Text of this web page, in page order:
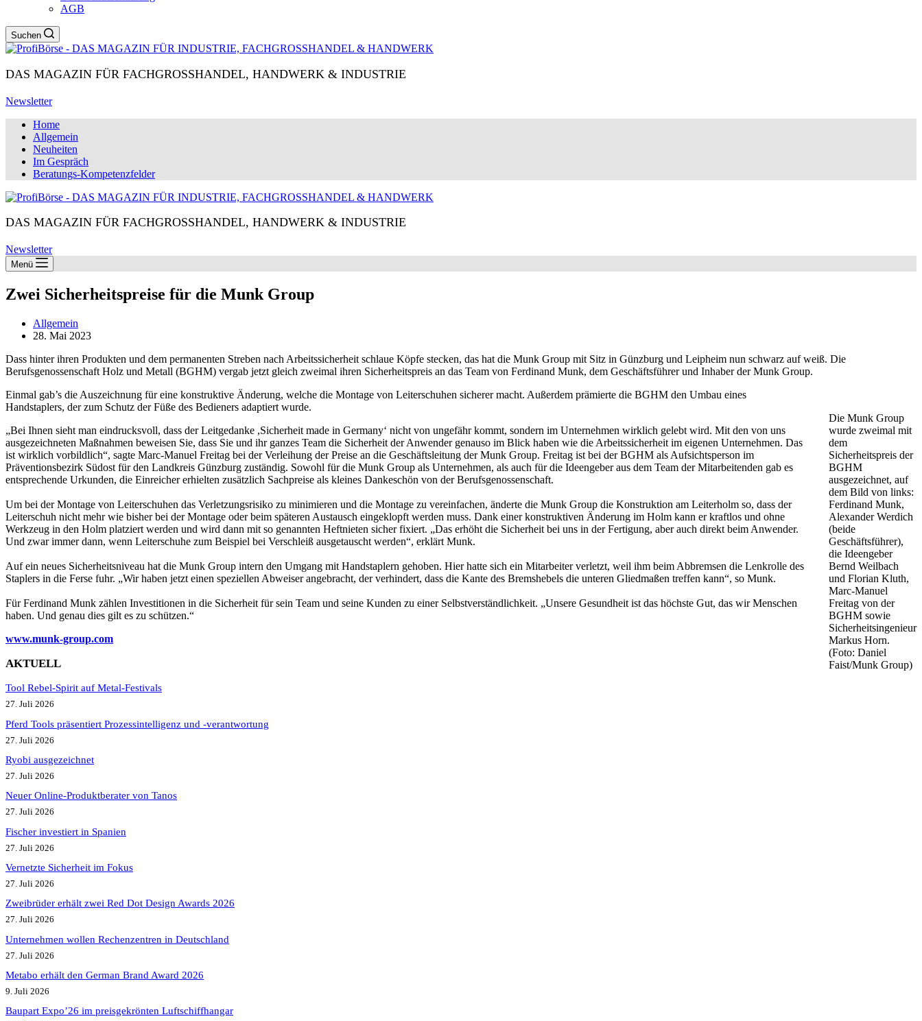
AGB
Suchen
DAS MAGAZIN FÜR FACHGROSSHANDEL, HANDWERK & INDUSTRIE
Newsletter
Home
Allgemein
Neuheiten
Im Gespräch
Beratungs-Kompetenzfelder
DAS MAGAZIN FÜR FACHGROSSHANDEL, HANDWERK & INDUSTRIE
Newsletter
Menü
Zwei Sicherheitspreise für die Munk Group
Allgemein
28. Mai 2023
Dass hinter ihren Produkten und dem permanenten Streben nach Arbeitssicherheit schlaue Köpfe stecken, das hat die Munk Group mit Sitz in Günzburg und Leipheim nun schwarz auf weiß. Die
Berufsgenossenschaft Holz und Metall (BGHM) vergab jetzt gleich zweimal ihren Sicherheitspreis an das Team von Ferdinand Munk, dem Geschäftsführer und Inhaber der Munk Group.
Die Munk Group
wurde zweimal mit
dem
Sicherheitspreis der
BGHM
ausgezeichnet, auf
dem Bild von links:
Ferdinand Munk,
Alexander Werdich
(beide
Geschäftsführer),
die Ideengeber
Bernd Weilbach
und Florian Kluth,
Marc-Manuel
Freitag von der
BGHM sowie
Sicherheitsingenieur
Markus Horn.
(Foto: Daniel
Faist/Munk Group)
Einmal gab’s die Auszeichnung für eine konstruktive Änderung, welche die Montage von Leiterschuhen sicherer macht. Außerdem prämierte die BGHM den Umbau eines
Handstaplers, der zum Schutz der Füße des Bedieners adaptiert wurde.
„Bei Ihnen sieht man eindrucksvoll, dass der Leitgedanke ,Sicherheit made in Germany‘ nicht von ungefähr kommt, sondern im Unternehmen wirklich gelebt wird. Mit den von uns
ausgezeichneten Maßnahmen beweisen Sie, dass Sie und ihr ganzes Team die Sicherheit der Anwender genauso im Blick haben wie die Arbeitssicherheit im eigenen Unternehmen. Das
ist wirklich vorbildlich“, sagte Marc-Manuel Freitag bei der Verleihung der Preise an die Geschäftsleitung der Munk Group. Freitag ist bei der BGHM als Aufsichtsperson im
Präventionsbezirk Südost für den Landkreis Günzburg zuständig. Sowohl für die Munk Group als Unternehmen, als auch für die Ideengeber aus dem Team der Mitarbeitenden gab es
entsprechende Urkunden, die Einreicher erhielten zusätzlich Sachpreise als kleines Dankeschön von der Berufsgenossenschaft.
Um bei der Montage von Leiterschuhen das Verletzungsrisiko zu minimieren und die Montage zu vereinfachen, änderte die Munk Group die Konstruktion am Leiterholm so, dass der
Leiterschuh nicht mehr wie bisher bei der Montage oder beim späteren Austausch eingeklopft werden muss. Dank einer konstruktiven Änderung im Holm kann er kraftlos und ohne
Werkzeug in den Holm platziert werden und wird dann mit so genannten Heftnieten sicher fixiert. „Das erhöht die Sicherheit bei uns in der Fertigung, aber auch direkt beim Anwender.
Und zwar immer dann, wenn Leiterschuhe zum Beispiel bei Verschleiß ausgetauscht werden“, erklärt Munk.
Auf ein neues Sicherheitsniveau hat die Munk Group intern den Umgang mit Handstaplern gehoben. Hier hatte sich ein Mitarbeiter verletzt, weil ihm beim Abbremsen die Lenkrolle des
Staplers in die Ferse fuhr. „Wir haben jetzt einen speziellen Abweiser angebracht, der verhindert, dass die Kante des Bremshebels die unteren Gliedmaßen treffen kann“, so Munk.
Für Ferdinand Munk zählen Investitionen in die Sicherheit für sein Team und seine Kunden zu einer Selbstverständlichkeit. „Unsere Gesundheit ist das höchste Gut, das wir Menschen
haben. Und genau dies gilt es zu schützen.“
www.munk-group.com
AKTUELL
Tool Rebel-Spirit auf Metal-Festivals
27. Juli 2026
Pferd Tools präsentiert Prozessintelligenz und -verantwortung
27. Juli 2026
Ryobi ausgezeichnet
27. Juli 2026
Neuer Online-Produktberater von Tanos
27. Juli 2026
Fischer investiert in Spanien
27. Juli 2026
Vernetzte Sicherheit im Fokus
27. Juli 2026
Zweibrüder erhält zwei Red Dot Design Awards 2026
27. Juli 2026
Unternehmen wollen Rechenzentren in Deutschland
27. Juli 2026
Metabo erhält den German Brand Award 2026
9. Juli 2026
Baupart Expo’26 im preisgekrönten Luftschiffhangar